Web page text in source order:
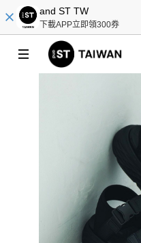
and ST TW
下載APP立即領300券